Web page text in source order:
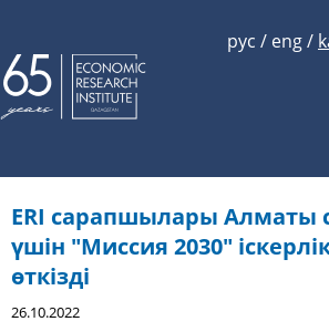
рус / eng/
ERI сарапшылары Алматы
үшін "Миссия 2030"
өткізді
26.10.2022